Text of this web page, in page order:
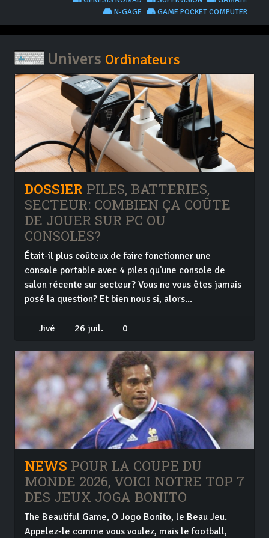
GAME POCKET COMPUTER
N-GAGE
Univers Ordinateurs
DOSSIER PILES, BATTERIES,
SECTEUR: COMBIEN ÇA COÛTE
DE JOUER SUR PC OU
CONSOLES?
Était-il plus coûteux de faire fonctionner une
console portable avec 4 piles qu'une console de
salon récente sur secteur? Vous ne vous êtes jamais
posé la question? Et bien nous si, alors...
Jivé 26 juil. 0
NEWS POUR LA COUPE DU
MONDE 2026, VOICI NOTRE TOP 7
DES JEUX JOGA BONITO
The Beautiful Game, O Jogo Bonito, le Beau Jeu.
Appelez-le comme vous voulez, mais le football,